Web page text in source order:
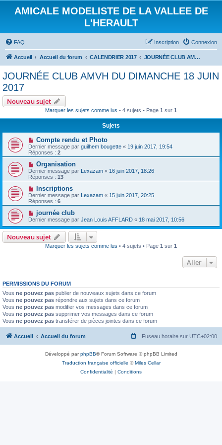
AMICALE MODELISTE DE LA VALLEE DE
L'HERAULT
FAQ Connexion
Inscription
Accueil Accueil du forum CALENDRIER 2017 JOURNÉE CLUB AMVH DU DIMANCHE 18 JUIN 2017
JOURNÉE CLUB AMVH DU DIMANCHE 18 JUIN
2017
Nouveau sujet
Marquer les sujets comme lus • 4 sujets • Page 1 sur 1
Sujets
Compte rendu et Photo
Dernier message par guilhem bougette « 19 juin 2017, 19:54
Réponses : 2
Organisation
Dernier message par Lexazam « 16 juin 2017, 18:26
Réponses : 13
Inscriptions
Dernier message par Lexazam « 15 juin 2017, 20:25
Réponses : 6
journée club
Dernier message par Jean Louis AFFLARD « 18 mai 2017, 10:56
Nouveau sujet
Marquer les sujets comme lus • 4 sujets • Page 1 sur 1
Aller
PERMISSIONS DU FORUM
Vous ne pouvez pas publier de nouveaux sujets dans ce forum
Vous ne pouvez pas répondre aux sujets dans ce forum
Vous ne pouvez pas modifier vos messages dans ce forum
Vous ne pouvez pas supprimer vos messages dans ce forum
Vous ne pouvez pas transférer de pièces jointes dans ce forum
Accueil Accueil du forum Fuseau horaire sur UTC+02:00
Développé parphpBB® Forum Software © phpBB Limited
Traduction française officielle ©Miles Cellar
Confidentialité | Conditions